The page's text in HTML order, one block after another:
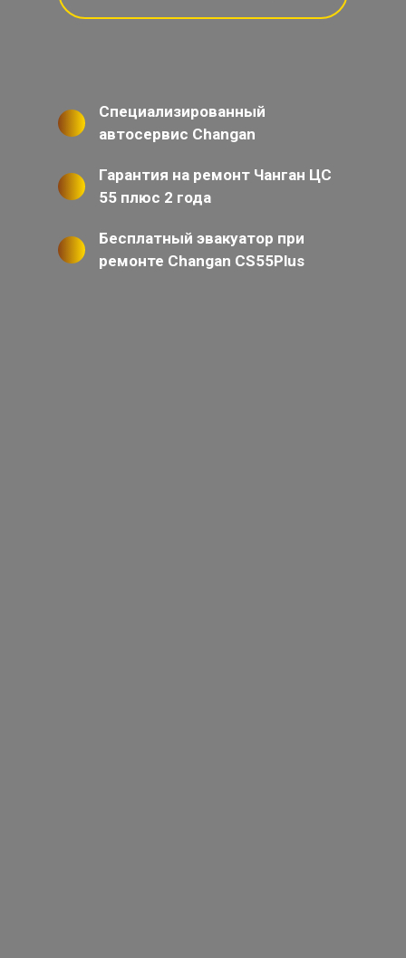
Специализированный
автосервис Changan
Гарантия на ремонт Чанган ЦС
55 плюс 2 года
Бесплатный эвакуатор при
ремонте Changan CS55Plus